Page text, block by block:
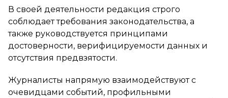
В своей деятельности редакция строго
соблюдает требования законодательства, а
также руководствуется принципами
достоверности, верифицируемости данных и
отсутствия предвзятости.
Журналисты напрямую взаимодействуют с
очевидцами событий, профильными